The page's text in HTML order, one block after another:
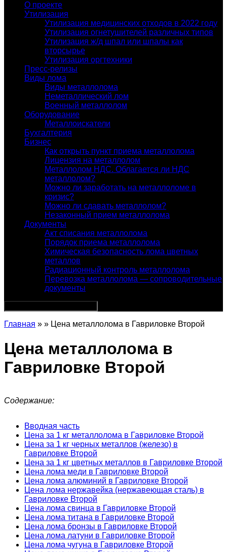
О проекте
Утилизация
Утилизация медицинских отходов в 2022 году
Утилизация огнетушителей различных типов
Утилизация ж/д шпал или шпалы как
вторсырье
Утилизация оргтехники
Пресс-релизы
Виды лома
Виды металлолома
Неметаллический лом
Военный металлолом
Оборудование
Металлоискатели
Бухгалтерия
Бизнес
Как открыть пункт приема металлолома
Лицензия на металлолом
Металлолом НДС. Облагается ли НДС
металлолом?
Можно ли заработать на металлоломе в
кризис?
Можно ли сдавать металлолом?
Незаконный прием металлолома
Документы
Акт списания металлолома
Порядок приема металлолома
Химическая безопасность лома цветных
металлов
Радиационный контроль металлолома
Перевозка металлолома — сопроводительные
документы
Главная » » Цена металлолома в Гавриловке Второй
Цена металлолома в
Гавриловке Второй
Содержание:
Вводная часть
Цена за 1 кг металлолома в Гавриловке Второй
Цена за 1 кг черных металлов (железо) в
Гавриловке Второй
Цена за 1 кг цветных металлов в Гавриловке Второй
Цена лома меди в Гавриловке Второй
Цена лома алюминий в Гавриловке Второй
Цена лома нержавейка (нержавеющая сталь) в
Гавриловке Второй
Цена лома свинца в Гавриловке Второй
Цена лома титана в Гавриловке Второй
Цена лома бронзы в Гавриловке Второй
Цена лома латуни в Гавриловке Второй
Цена лома чугуна в Гавриловке Второй